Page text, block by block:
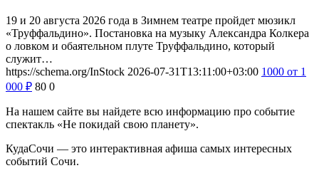
19 и 20 августа 2026 года в Зимнем театре пройдет мюзикл
«Труффальдино». Постановка на музыку Александра Колкера
о ловком и обаятельном плуте Труффальдино, который
служит…
https://schema.org/InStock 2026-07-31T13:11:00+03:00 1000 от 1
000 ₽ 80 0
На нашем сайте вы найдете всю информацию про событие
спектакль «Не покидай свою планету».
КудаСочи — это интерактивная афиша самых интересных
событий Сочи.